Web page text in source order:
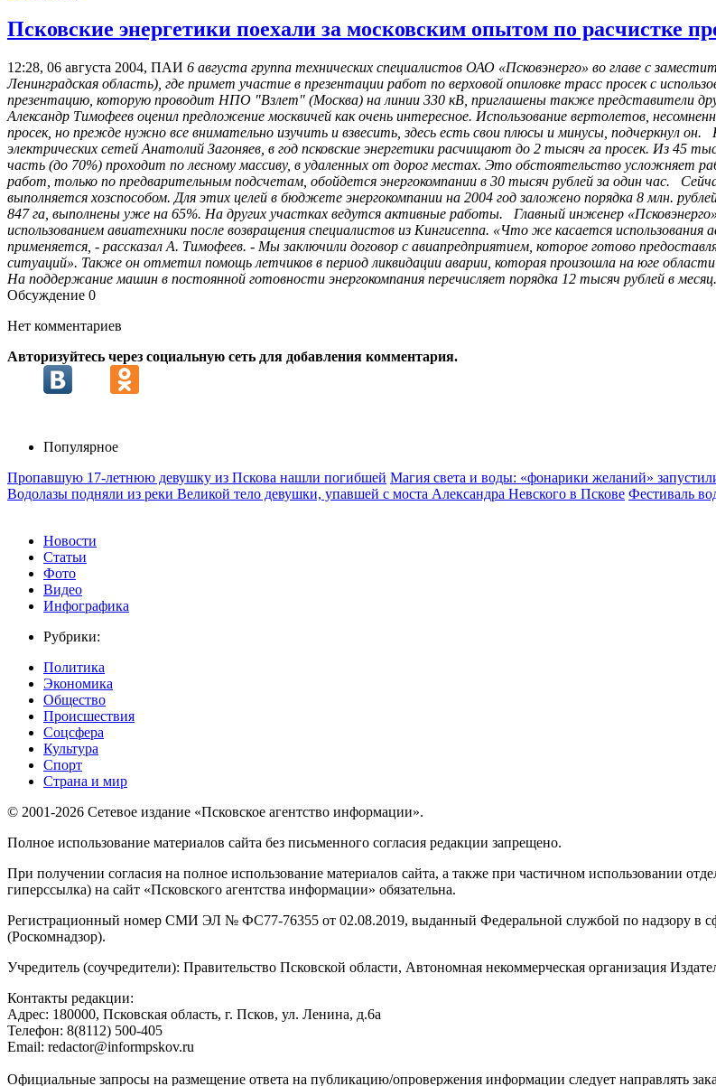
Псковские энергетики поехали за московским опытом по расчистке
12:28, 06 августа 2004, ПАИ 6 августа группа технических специалистов ОАО «Псковэнерго» во главе с
Ленинградская область), где примет участие в презентации работ по верховой опиловке трасс просек с
презентацию, которую проводит НПО "Взлет" (Москва) на линии 330 кВ, приглашены также представители
Александр Тимофеев оценил предложение москвичей как очень интересное. Использование вертолетов,
просек, но прежде нужно все внимательно изучить и взвесить, здесь есть свои плюсы и минусы, подчеркнул
электрических сетей Анатолий Загоняев, в год псковские энергетики расчищают до 2 тысяч га просек. Из 45
часть (до 70%) проходит по лесному массиву, в удаленных от дорог местах. Это обстоятельство усложняет
работ, только по предварительным подсчетам, обойдется энергокомпании в 30 тысяч рублей за один час.
выполняется хозспособом. Для этих целей в бюджете энергокомпании на 2004 год заложено порядка 8 млн.
847 га, выполнены уже на 65%. На других участках ведутся активные работы. Главный инженер «Псковэнерго»
использованием авиатехники после возвращения специалистов из Кингисеппа. «Что же касается
применяется, - рассказал А. Тимофеев. - Мы заключили договор с авиапредприятием, которое готово
ситуаций». Также он отметил помощь летчиков в период ликвидации аварии, которая произошла на юге
На поддержание машин в постоянной готовности энергокомпания перечисляет порядка 12 тысяч рублей в месяц.
Обсуждение 0
Нет комментариев
Авторизуйтесь через социальную сеть для добавления комментария.
Популярное
Пропавшую 17-летнюю девушку из Пскова нашли погибшей Магия света и воды: «фонарики желаний»
Водолазы подняли из реки Великой тело девушки, упавшей с моста Александра Невского в Пскове Фестиваль
Новости
Статьи
Фото
Видео
Инфографика
Рубрики:
Политика
Экономика
Общество
Происшествия
Соцсфера
Культура
Спорт
Страна и мир
© 2001-2026 Сетевое издание «Псковское агентство информации».
Полное использование материалов сайта без письменного согласия редакции запрещено.
При получении согласия на полное использование материалов сайта, а также при частичном использовании
гиперссылка) на сайт «Псковского агентства информации» обязательна.
Регистрационный номер СМИ ЭЛ № ФС77-76355 от 02.08.2019, выданный Федеральной службой по надзору в
(Роскомнадзор).
Учредитель (соучредители): Правительство Псковской области, Автономная некоммерческая организация
Контакты редакции:
Адреc: 180000, Псковская область, г. Псков, ул. Ленина, д.6а
Телефон: 8(8112) 500-405
Email: redactor@informpskov.ru
Официальные запросы на размещение ответа на публикацию/опровержения информации следует направлять